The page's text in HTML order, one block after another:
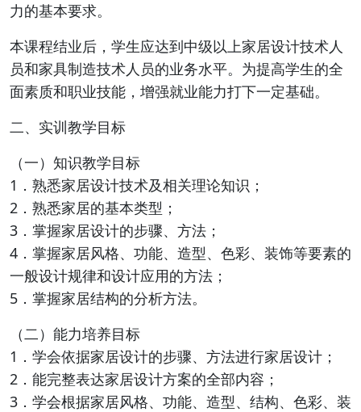
力的基本要求。
本课程结业后，学生应达到中级以上家居设计技术人
员和家具制造技术人员的业务水平。为提高学生的全
面素质和职业技能，增强就业能力打下一定基础。
二、实训教学目标
（一）知识教学目标
1．熟悉家居设计技术及相关理论知识；
2．熟悉家居的基本类型；
3．掌握家居设计的步骤、方法；
4．掌握家居风格、功能、造型、色彩、装饰等要素的
一般设计规律和设计应用的方法；
5．掌握家居结构的分析方法。
（二）能力培养目标
1．学会依据家居设计的步骤、方法进行家居设计；
2．能完整表达家居设计方案的全部内容；
3．学会根据家居风格、功能、造型、结构、色彩、装